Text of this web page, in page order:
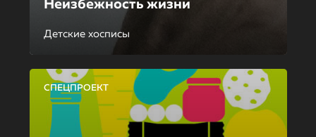
Неизбежность жизни
Детские хосписы
СПЕЦПРОЕКТ